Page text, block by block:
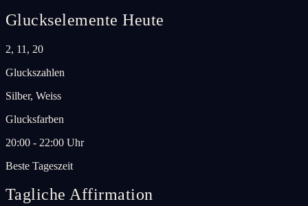
Gluckselemente Heute
2, 11, 20
Gluckszahlen
Silber, Weiss
Glucksfarben
20:00 - 22:00 Uhr
Beste Tageszeit
Tagliche Affirmation